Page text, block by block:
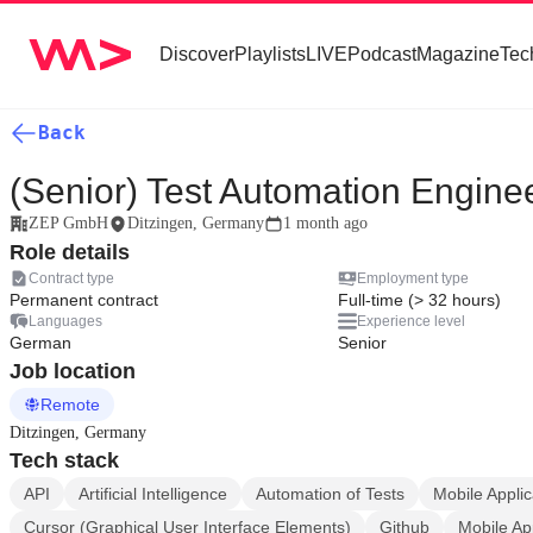
DiscoverPlaylistsLIVEPodcastMagazine
Back
(Senior) Test Automation
ZEP GmbH Ditzingen, Germany 1 month ago
Role details
Contract type
Permanent contract
Employment type
Full-time (> 32 hours)
Languages
German
Experience level
Senior
Job location
Remote
Ditzingen, Germany
Tech stack
API Artificial Intelligence Automation of Tests
Mobile
Cursor (Graphical User Interface Elements)
Github Mobile